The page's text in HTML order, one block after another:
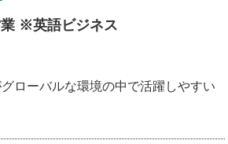
業 ※英語ビジネス
ローバルな環境の中で活躍しやすい